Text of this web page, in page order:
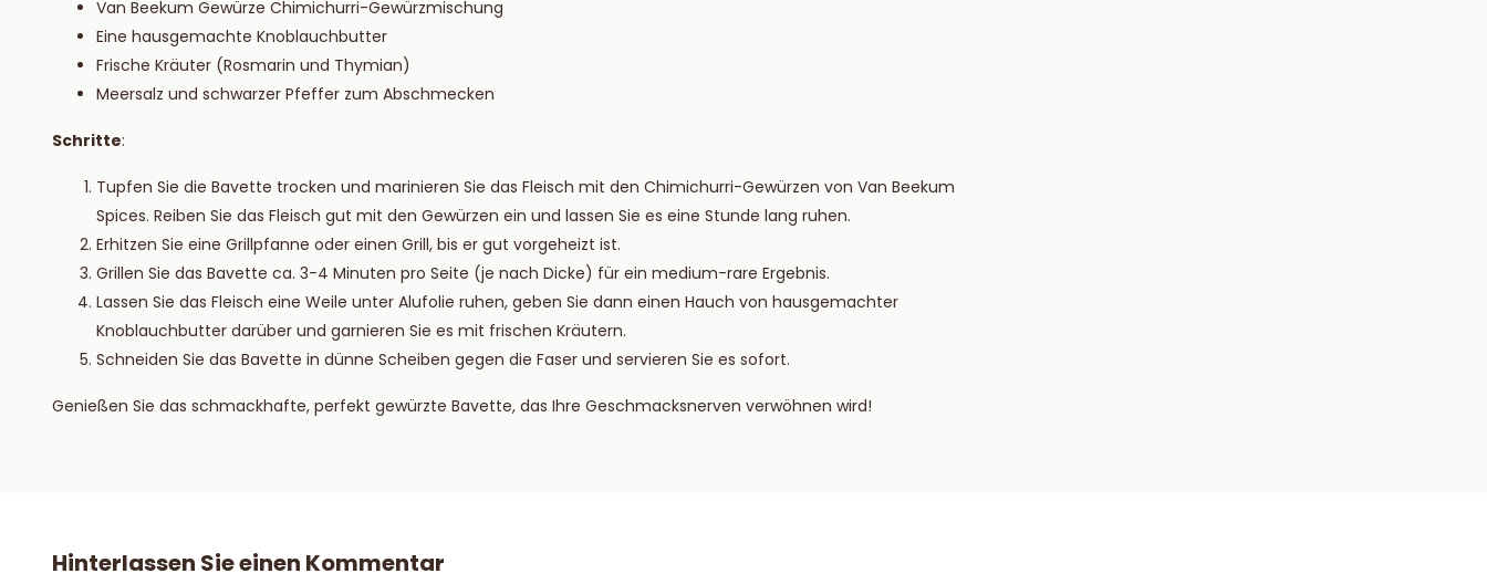
Van Beekum Gewürze Chimichurri-Gewürzmischung
Eine hausgemachte Knoblauchbutter
Frische Kräuter (Rosmarin und Thymian)
Meersalz und schwarzer Pfeffer zum Abschmecken
Schritte:
Tupfen Sie die Bavette trocken und marinieren Sie das Fleisch mit den Chimichurri-Gewürzen von Van Beekum
Spices. Reiben Sie das Fleisch gut mit den Gewürzen ein und lassen Sie es eine Stunde lang ruhen.
Erhitzen Sie eine Grillpfanne oder einen Grill, bis er gut vorgeheizt ist.
Grillen Sie das Bavette ca. 3-4 Minuten pro Seite (je nach Dicke) für ein medium-rare Ergebnis.
Lassen Sie das Fleisch eine Weile unter Alufolie ruhen, geben Sie dann einen Hauch von hausgemachter
Knoblauchbutter darüber und garnieren Sie es mit frischen Kräutern.
Schneiden Sie das Bavette in dünne Scheiben gegen die Faser und servieren Sie es sofort.
Genießen Sie das schmackhafte, perfekt gewürzte Bavette, das Ihre Geschmacksnerven verwöhnen wird!
Hinterlassen Sie einen Kommentar